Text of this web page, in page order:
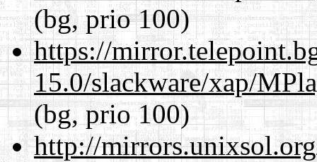
(bg, prio 100)
https://
15.0/slackware/xap/
(bg, prio 100)
http://